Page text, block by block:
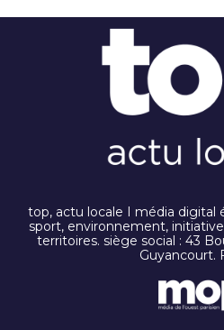
top, actu locale I média digital
sport, environnement,
territoires. siège social : 43
Guyancourt.